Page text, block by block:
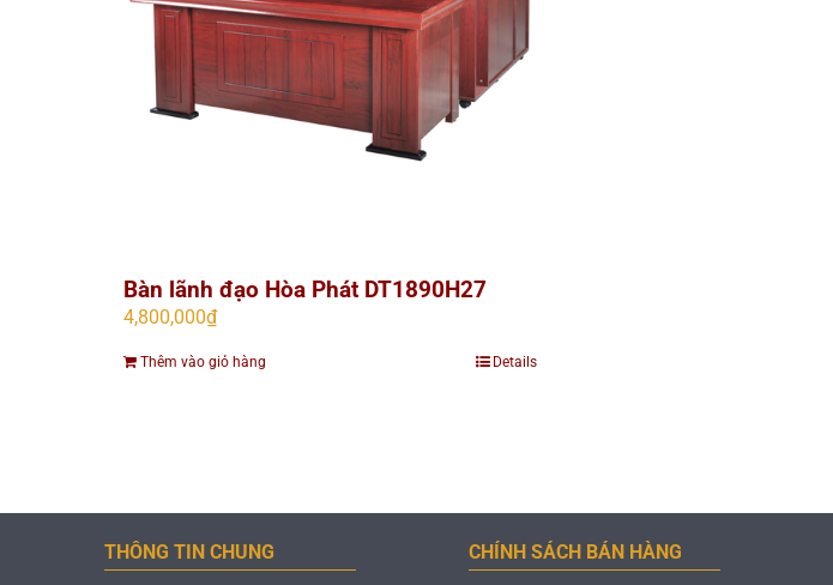
Bàn lãnh đạo Hòa Phát DT1890H27
4,800,000₫
Thêm vào giỏ hàng Details
THÔNG TIN CHUNG CHÍNH SÁCH BÁN HÀNG